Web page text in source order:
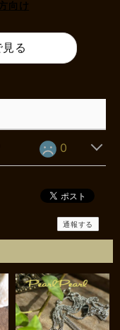
向け
る
0
通報する